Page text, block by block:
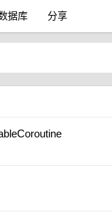
据库 分享